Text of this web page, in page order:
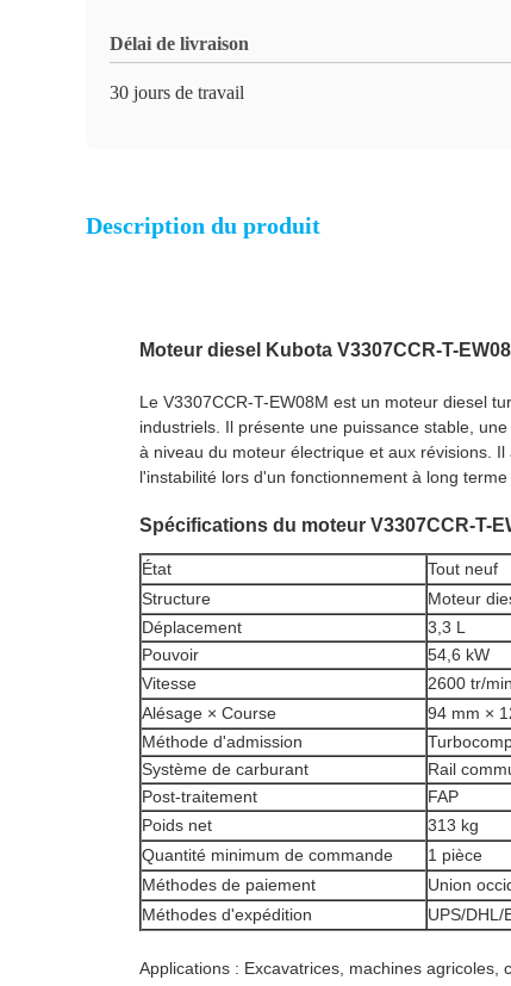
Délai de livraison
30 jours de travail
Description du produit
Moteur diesel Kubota V3307CCR-T-
Le V3307CCR-T-EW08M est un moteur diesel
industriels. Il présente une puissance stable,
à niveau du moteur électrique et aux révisions.
l'instabilité lors d'un fonctionnement à long terme
Spécifications du moteur V3307CCR-T-
État
Tout neuf
Structure
Moteur
Déplacement
3,3 L
Pouvoir
54,6 kW
Vitesse
2600 tr/min
Alésage × Course
94 mm ×
Méthode d'admission
Système de carburant
Rail
Post-traitement
FAP
Poids net
313 kg
Quantité minimum de commande
1 pièce
Méthodes de paiement
Union
Méthodes d'expédition
UPS/DHL/
Applications : Excavatrices, machines